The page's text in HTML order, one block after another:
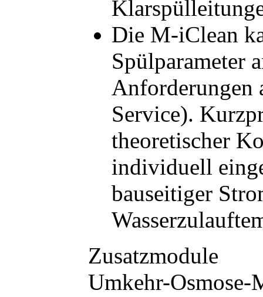
Die M-iClean
Spülparameter
Anforderungen
Service).
theoretischer
individuell
bauseitiger
Zusatzmodule
Umkehr-